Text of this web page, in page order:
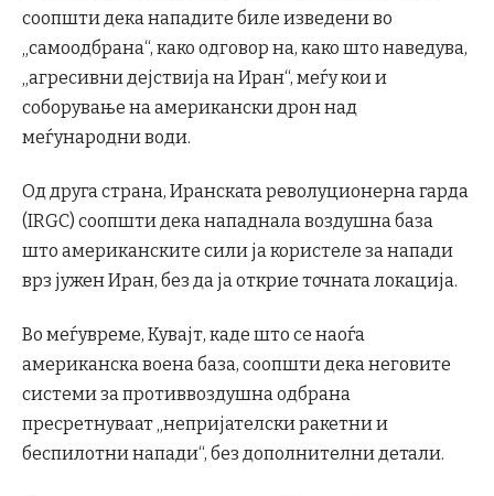
соопшти дека нападите биле изведени во
„самоодбрана“, како одговор на, како што наведува,
„агресивни дејствија на Иран“, меѓу кои и
соборување на американски дрон над
меѓународни води.
Од друга страна, Иранската револуционерна гарда
(IRGC) соопшти дека нападнала воздушна база
што американските сили ја користеле за напади
врз јужен Иран, без да ја открие точната локација.
Во меѓувреме, Кувајт, каде што се наоѓа
американска воена база, соопшти дека неговите
системи за противвоздушна одбрана
пресретнуваат „непријателски ракетни и
беспилотни напади“, без дополнителни детали.